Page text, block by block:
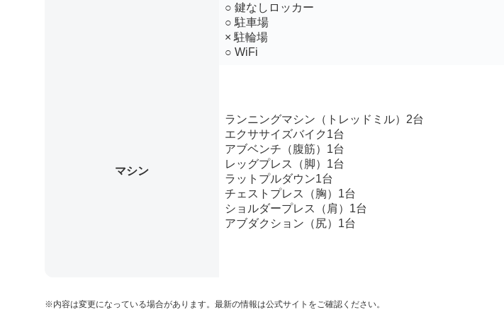
○ 鍵なしロッカー
○ 駐車場
× 駐輪場
○ WiFi
マシン
ランニングマシン（トレッドミル）2台
エクササイズバイク1台
アブベンチ（腹筋）1台
レッグプレス（脚）1台
ラットプルダウン1台
チェストプレス（胸）1台
ショルダープレス（肩）1台
アブダクション（尻）1台
※内容は変更になっている場合があります。最新の情報は公式サイトをご確認ください。